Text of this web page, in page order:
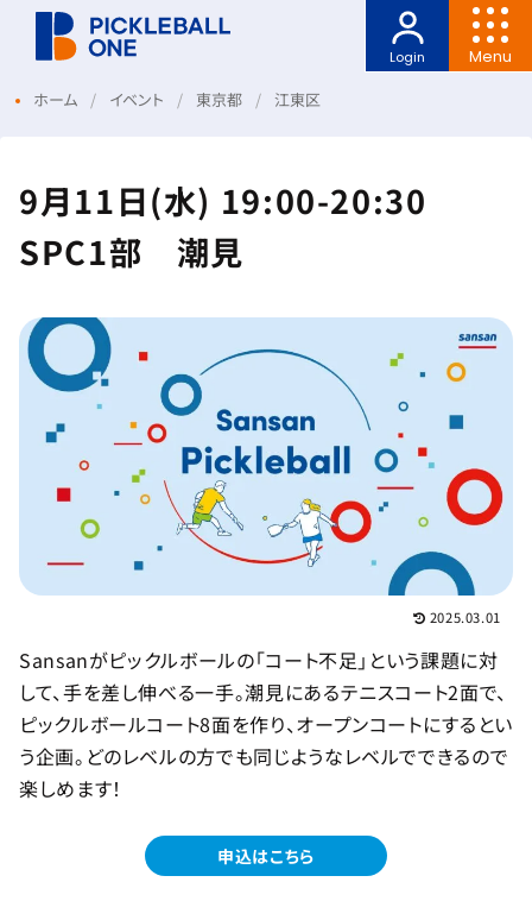
Menu
Login
ホーム イベント 東京都 江東区
9月11日(水) 19:00-20:30
SPC1部 潮見
2025.03.01
Sansanがピックルボールの「コート不足」という課題に対
して、手を差し伸べる一手。潮見にあるテニスコート2面で、
ピックルボールコート8面を作り、オープンコートにするとい
う企画。どのレベルの方でも同じようなレベルでできるので
楽しめます！
申込はこちら